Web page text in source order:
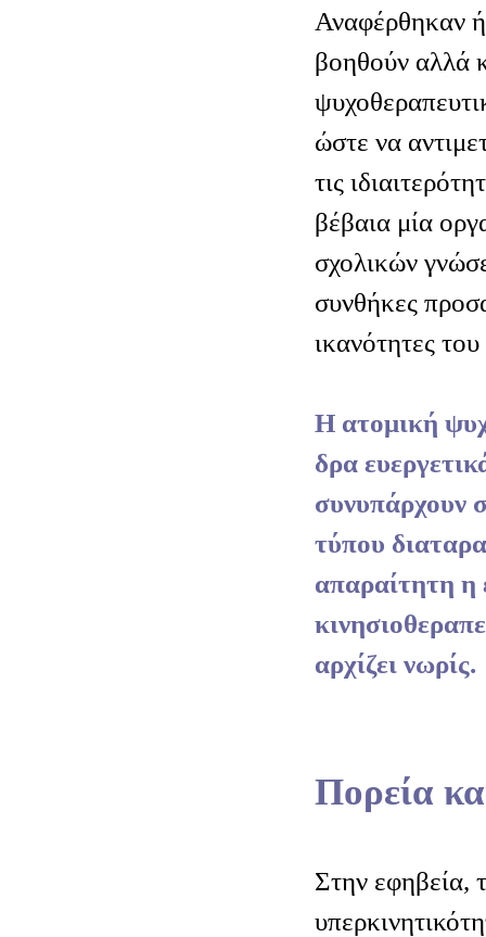
Αναφέρθηκαν
βοηθούν αλλά
ώστε να
τις
βέβαια μία
σχολικών
συνθήκες
ικανότητες
Η ατομική
δρα
συνυπάρχουν
τύπου
απαραίτητη η
αρχίζει νωρίς.
Πορεία
Στην εφηβεία,